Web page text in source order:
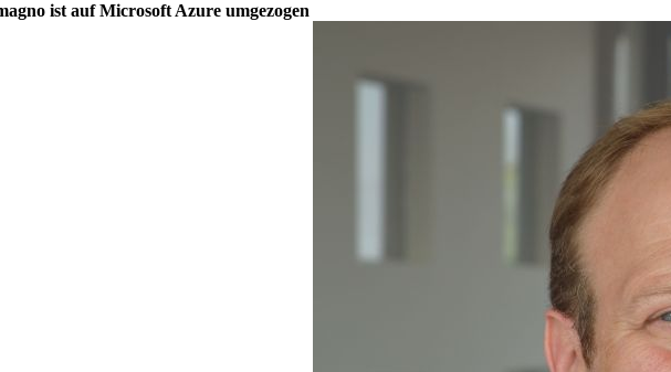
ist auf Microsoft Azure umgezogen